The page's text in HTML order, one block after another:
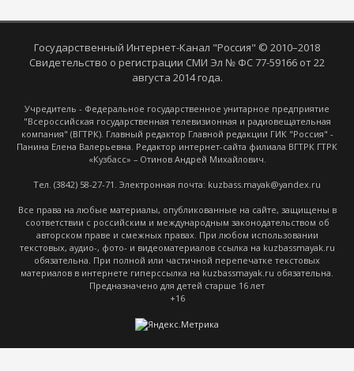
Государственный Интернет-Канал "Россия" © 2010–2018
Свидетельство о регистрации СМИ Эл № ФС 77-59166 от 22
августа 2014 года.
Учредитель - Федеральное государственное унитарное предприятие
"Всероссийская государственная телевизионная и радиовещательная
компания" (ВГТРК). Главный редактор Главной редакции ГИК "Россия" -
Панина Елена Валерьевна. Редактор интернет-сайта филиала ВГТРК ГТРК
«Кузбасс» – Отинов Андрей Михайлович.
Тел. (3842) 58-27-71. Электронная почта: kuzbass.mayak@yandex.ru
Все права на любые материалы, опубликованные на сайте, защищены в
соответствии с российским и международным законодательством об
авторском праве и смежных правах. При любом использовании
текстовых, аудио-, фото- и видеоматериалов ссылка на kuzbassmayak.ru
обязательна. При полной или частичной перепечатке текстовых
материалов в интернете гиперссылка на kuzbassmayak.ru обязательна.
Предназначено для детей старше 16 лет
+16